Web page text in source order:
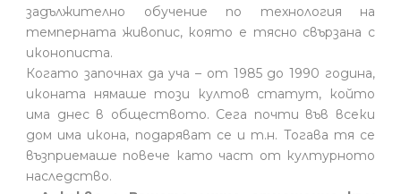
задължително обучение по технология на
темперната живопис, която е тясно свързана с
иконописта.
Когато започнах да уча – от 1985 до 1990 година,
иконата нямаше този култов статут, който
има днес в обществото. Сега почти във всеки
дом има икона, подаряват се и т.н. Тогава тя се
възприемаше повече като част от културното
наследство.